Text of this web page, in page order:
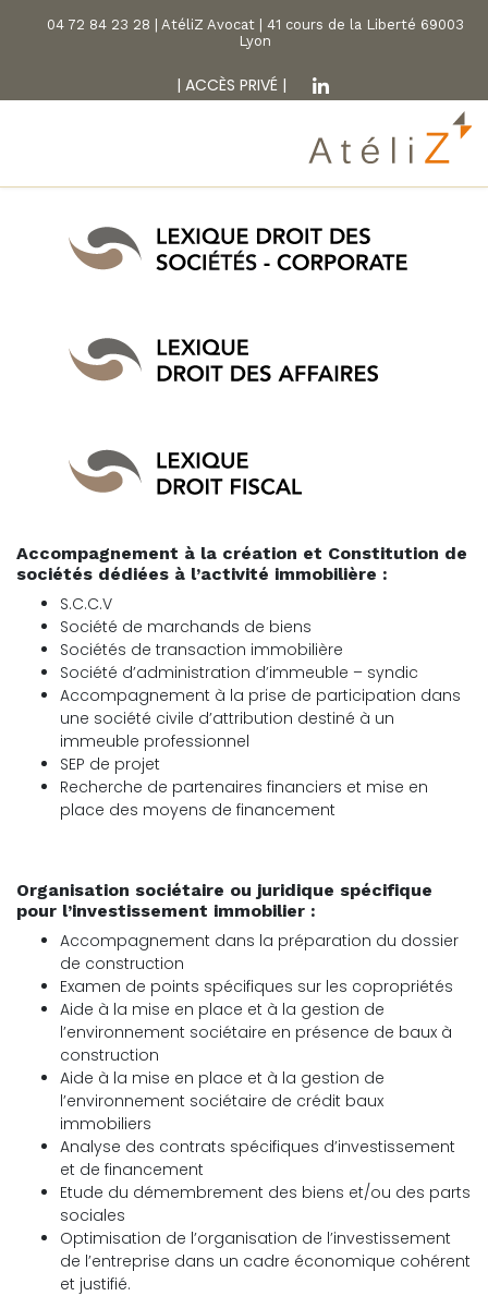
04 72 84 23 28 | AtéliZ Avocat | 41 cours de la Liberté 69003
Lyon
| ACCÈS PRIVÉ |
Accompagnement à la création et Constitution de
sociétés dédiées à l’activité immobilière :
S.C.C.V
Société de marchands de biens
Sociétés de transaction immobilière
Société d’administration d’immeuble – syndic
Accompagnement à la prise de participation dans
une société civile d’attribution destiné à un
immeuble professionnel
SEP de projet
Recherche de partenaires financiers et mise en
place des moyens de financement
Organisation sociétaire ou juridique spécifique
pour l’investissement immobilier :
Accompagnement dans la préparation du dossier
de construction
Examen de points spécifiques sur les copropriétés
Aide à la mise en place et à la gestion de
l’environnement sociétaire en présence de baux à
construction
Aide à la mise en place et à la gestion de
l’environnement sociétaire de crédit baux
immobiliers
Analyse des contrats spécifiques d’investissement
et de financement
Etude du démembrement des biens et/ou des parts
sociales
Optimisation de l’organisation de l’investissement
de l’entreprise dans un cadre économique cohérent
et justifié.